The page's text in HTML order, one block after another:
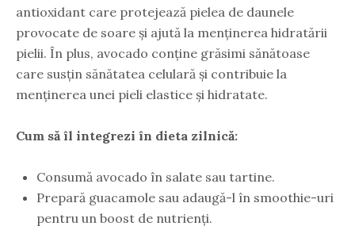
antioxidant care protejează pielea de daunele
provocate de soare și ajută la menținerea hidratării
pielii. În plus, avocado conține grăsimi sănătoase
care susțin sănătatea celulară și contribuie la
menținerea unei pieli elastice și hidratate.
Cum să îl integrezi în dieta zilnică:
Consumă avocado în salate sau tartine.
Prepară guacamole sau adaugă-l în smoothie-uri
pentru un boost de nutrienți.